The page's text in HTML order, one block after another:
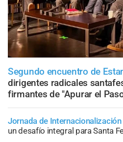
Segundo encuentro de
dirigentes radicales
firmantes de "Apurar el
Jornada de Internacionalización
un desafío integral para Santa